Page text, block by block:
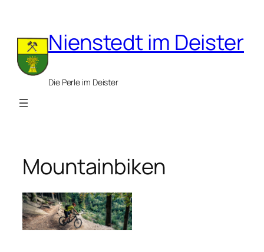
springenNienstedt im Deister
Die Perle im Deister
Mountainbiken